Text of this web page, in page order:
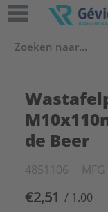
de Beer
4851106
€2,51 / 1.00